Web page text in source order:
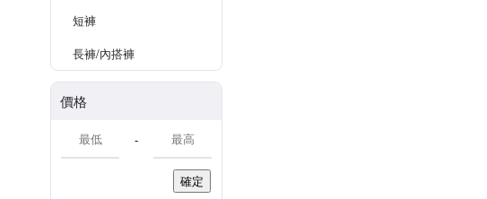
短褲
長褲/內搭褲
價格
-
確定